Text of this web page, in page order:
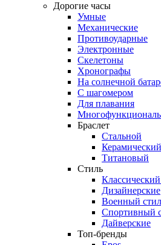
Дорогие часы
Умные
Механические
Противоударные
Электронные
Скелетоны
Хронографы
На солнечной
С шагомером
Для плавания
Браслет
Стальной
Керамический
Титановый
Стиль
Дизайнерские
Военный
Спортивный
Дайверские
Топ-бренды